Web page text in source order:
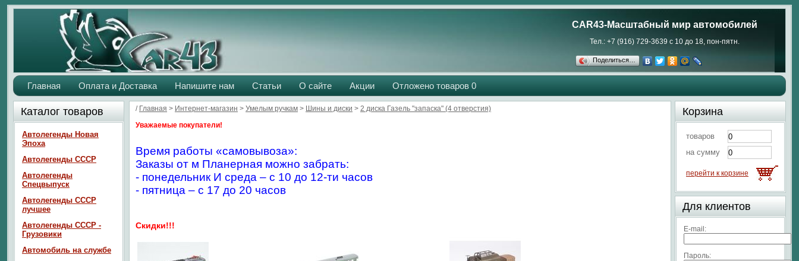
CAR43-Масштабный мир автомобилей
Тел.: +7 (916) 729-3639 с 10 до 18, пон-пятн.
Поделиться…
Главная Оплата и Доставка Напишите нам Статьи О сайте Акции Отложено товаров 0
/ Главная > Интернет-магазин > Умелым ручкам > Шины и диски > 2 диска Газель "запаска" (4 отверстия)
Уважаемые покупатели!
Время работы «самовывоза»:
Заказы от м Планерная можно забрать:
- понедельник И среда – с 10 до 12-ти часов
- пятница – с 17 до 20 часов
Скидки!!!
Каталог товаров
Автолегенды Новая
Эпоха
Автолегенды СССР
Автолегенды
Спецвыпуск
Автолегенды СССР
лучшее
Автолегенды СССР -
Грузовики
Автомобиль на службе
Корзина
товаров
на сумму
перейти к корзине
Для клиентов
E-mail:
Пароль: